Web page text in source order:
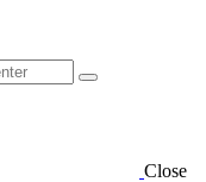
Close